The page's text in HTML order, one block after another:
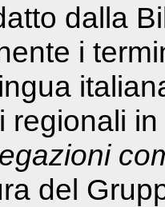
dalla
i
regionali
del